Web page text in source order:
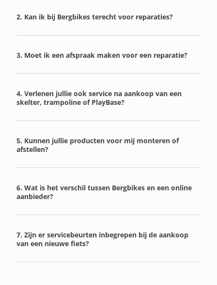
2. Kan ik bij Bergbikes terecht voor reparaties?
3. Moet ik een afspraak maken voor een reparatie?
4. Verlenen jullie ook service na aankoop van een
skelter, trampoline of PlayBase?
5. Kunnen jullie producten voor mij monteren of
afstellen?
6. Wat is het verschil tussen Bergbikes en een online
aanbieder?
7. Zijn er servicebeurten inbegrepen bij de aankoop
van een nieuwe fiets?